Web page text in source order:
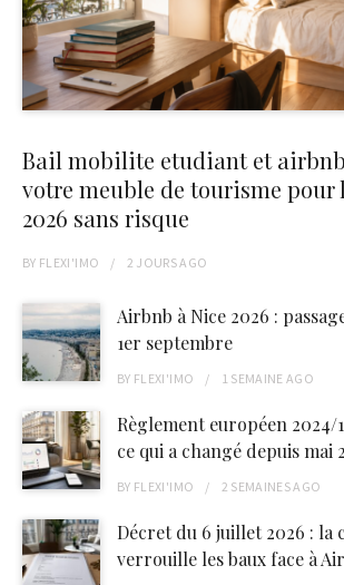
Bail mobilite etudiant et
votre meuble de tourisme pour
2026 sans risque
BY FLEXI'IMO 2 JOURSAGO
Airbnb à Nice 2026 :
1er septembre
BY FLEXI'IMO 1 SEMAINE AGO
Règlement européen 2024/
ce qui a changé depuis mai
BY FLEXI'IMO 2 SEMAINESAGO
Décret du 6 juillet 2026 : la
verrouille les baux face à